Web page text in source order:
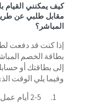
كيف يمكنني القيام
مقابل طلبي عن
المباشر؟
إذا كنت قد دفعت
بطاقة الخصم
إلى بطاقتك أو
وفيما يلي الوقت
2-5 أيام عمل لتلقي المنتجات المرتجعة.